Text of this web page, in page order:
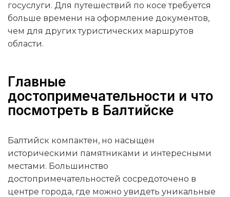
госуслуги. Для путешествий по косе требуется
больше времени на оформление документов,
чем для других туристических маршрутов
области.
Главные
достопримечательности и что
посмотреть в Балтийске
Балтийск компактен, но насыщен
историческими памятниками и интересными
местами. Большинство
достопримечательностей сосредоточено в
центре города, где можно увидеть уникальные